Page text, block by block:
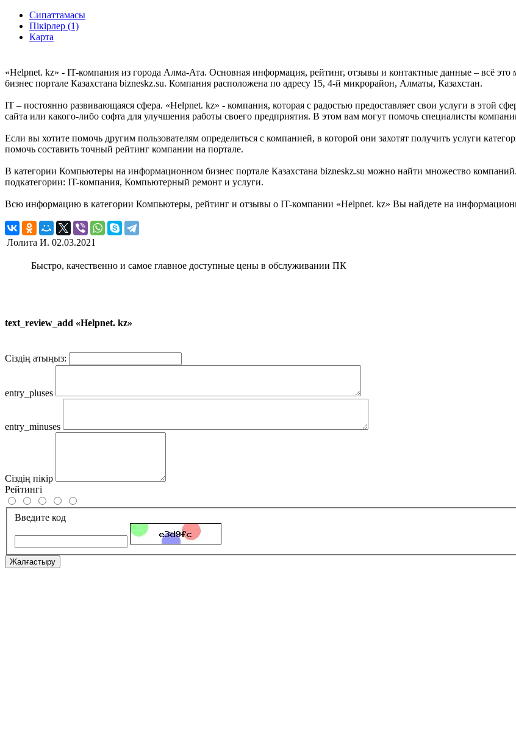
Сипаттамасы
Пікірлер (1)
Карта
«Helpnet. kz» - IT-компания из города Алма-Ата. Основная информация, рейтинг, отзывы и контактные данные – всё
бизнес портале Казахстана bizneskz.su. Компания расположена по адресу 15, 4-й микрорайон, Алматы, Казахстан.
IT – постоянно развивающаяся сфера. «Helpnet. kz» - компания, которая с радостью предоставляет свои услуги в этой
сайта или какого-либо софта для улучшения работы своего предприятия. В этом вам могут помочь специалисты
Если вы хотите помочь другим пользователям определиться с компанией, в которой они захотят получить услуги
помочь составить точный рейтинг компании на портале.
В категории Компьютеры на информационном бизнес портале Казахстана bizneskz.su можно найти множество
подкатегории: IT-компания, Компьютерный ремонт и услуги.
Всю информацию в категории Компьютеры, рейтинг и отзывы о IT-компании «Helpnet. kz» Вы найдете на
Лолита И. 02.03.2021
Быстро, качественно и самое главное доступные цены в обслуживании ПК
text_review_add «Helpnet. kz»
Сіздің атыңыз:
entry_pluses
entry_minuses
Сіздің пікір
Рейтингі
Введите код
Жалғастыру